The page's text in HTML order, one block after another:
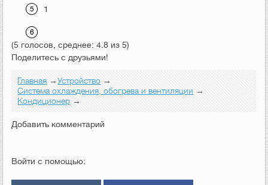
1
(5 голосов, среднее: 4.8 из 5)
Поделитесь с друзьями!
Главная →Устройство →
Система охлаждения, обогрева и вентиляции →
Кондиционер →
Добавить комментарий
Войти с помощью: